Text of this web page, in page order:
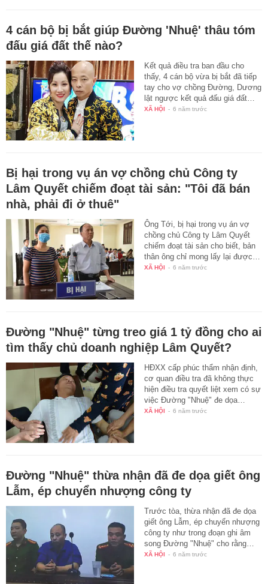
4 cán bộ bị bắt giúp Đường 'Nhuệ' thâu tóm
đấu giá đất thế nào?
Kết quả điều tra ban đầu cho
thấy, 4 cán bộ vừa bị bắt đã tiếp
tay cho vợ chồng Đường, Dương
lật ngược kết quả đấu giá đất…
XÃ HỘI - 6 năm trước
Bị hại trong vụ án vợ chồng chủ Công ty
Lâm Quyết chiếm đoạt tài sản: "Tôi đã bán
nhà, phải đi ở thuê"
Ông Tới, bị hại trong vụ án vợ
chồng chủ Công ty Lâm Quyết
chiếm đoạt tài sản cho biết, bản
thân ông chỉ mong lấy lại được…
XÃ HỘI - 6 năm trước
Đường "Nhuệ" từng treo giá 1 tỷ đồng cho ai
tìm thấy chủ doanh nghiệp Lâm Quyết?
HĐXX cấp phúc thẩm nhận định,
cơ quan điều tra đã không thực
hiện điều tra quyết liệt xem có sự
việc Đường "Nhuệ" đe dọa…
XÃ HỘI - 6 năm trước
Đường "Nhuệ" thừa nhận đã đe dọa giết ông
Lẫm, ép chuyển nhượng công ty
Trước tòa, thừa nhận đã đe dọa
giết ông Lẫm, ép chuyển nhượng
công ty như trong đoạn ghi âm
song Đường "Nhuệ" cho rằng…
XÃ HỘI - 6 năm trước